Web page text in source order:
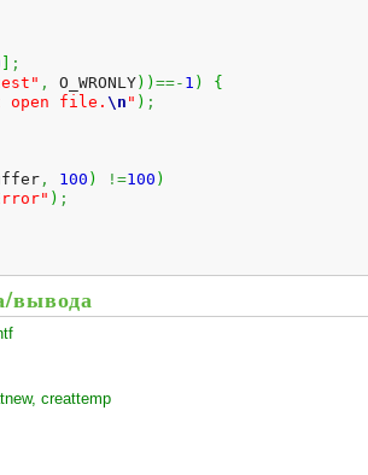
;
, O_WRONLY) ) ==- 1 )
{
open file. \n " ) ;
, 100 ) !=100 )
) ;
вывода
creattemp